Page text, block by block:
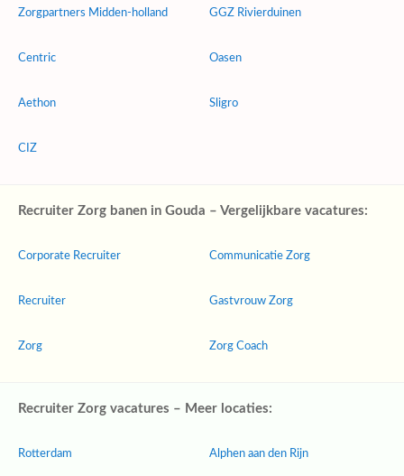
Zorgpartners Midden-holland
Centric
Aethon
CIZ
GGZ Rivierduinen
Oasen
Sligro
Recruiter Zorg banen in Gouda – Vergelijkbare vacatures:
Corporate Recruiter
Recruiter
Zorg
Communicatie Zorg
Gastvrouw Zorg
Zorg Coach
Recruiter Zorg vacatures – Meer locaties:
Rotterdam Alphen aan den Rijn